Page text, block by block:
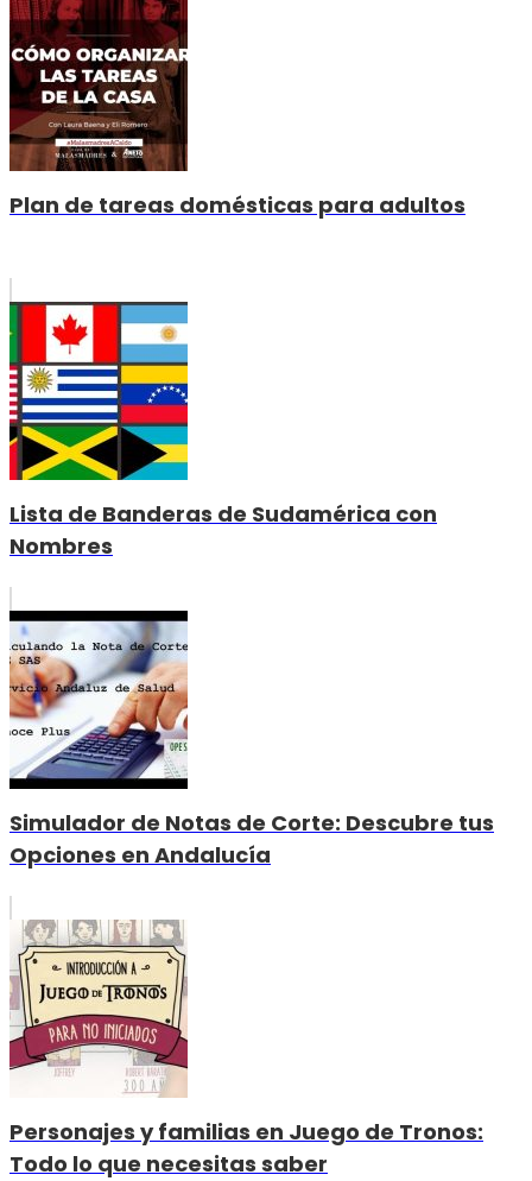
Plan de tareas domésticas para adultos
Lista de Banderas de Sudamérica con
Nombres
Simulador de Notas de Corte: Descubre tus
Opciones en Andalucía
Personajes y familias en Juego de Tronos:
Todo lo que necesitas saber